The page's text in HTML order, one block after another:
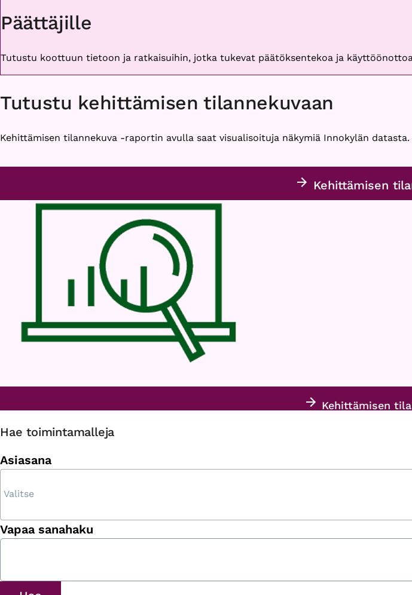
Päättäjille
Tutustu koottuun tietoon ja ratkaisuihin, jotka tukevat päätöksentekoa ja
Tutustu kehittämisen tilannekuvaan
Kehittämisen tilannekuva -raportin avulla saat visualisoituja näkymiä Innokylän
Kehittämisen
Kehittämisen
Hae toimintamalleja
Asiasana
Vapaa sanahaku